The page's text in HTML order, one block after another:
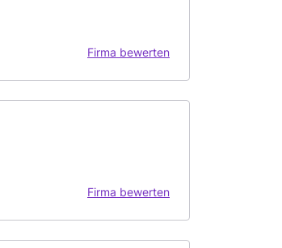
Firma bewerten
Firma bewerten